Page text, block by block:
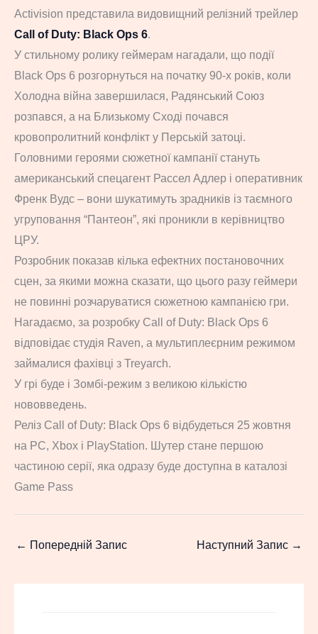
Activision представила видовищний релізний трейлер
Call of Duty: Black Ops 6.
У стильному ролику геймерам нагадали, що події
Black Ops 6 розгорнуться на початку 90-х років, коли
Холодна війна завершилася, Радянський Союз
розпався, а на Близькому Сході почався
кровопролитний конфлікт у Перській затоці.
Головними героями сюжетної кампанії стануть
американський спецагент Рассел Адлер і оперативник
Френк Вудс – вони шукатимуть зрадників із таємного
угруповання “Пантеон”, які проникли в керівництво
ЦРУ.
Розробник показав кілька ефектних постановочних
сцен, за якими можна сказати, що цього разу геймери
не повинні розчаруватися сюжетною кампанією гри.
Нагадаємо, за розробку Call of Duty: Black Ops 6
відповідає студія Raven, а мультиплеєрним режимом
займалися фахівці з Treyarch.
У грі буде і Зомбі-режим з великою кількістю
нововведень.
Реліз Call of Duty: Black Ops 6 відбудеться 25 жовтня
на PC, Xbox і PlayStation. Шутер стане першою
частиною серії, яка одразу буде доступна в каталозі
Game Pass
← Попередній Запис Наступний Запис →